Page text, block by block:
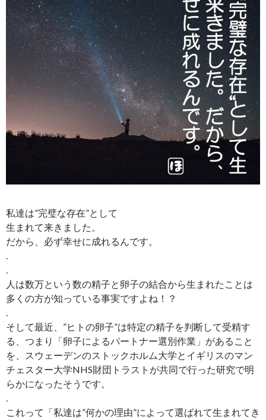
私達は”完璧な存在”として
生まれて来きました。
だから、必ず幸せに成れるんです。
.
.
人は数万という数の精子と卵子の結合から生まれたことは
多くの方が知っている事実ですよね！？
.
そして最近、”ヒトの卵子”は特定の精子を判断して受精す
る、つまり「卵子によるパートナー選別作業」があること
を、スウェーデンのストックホルム大学とイギリスのマン
チェスター大学NHS財団トラストが共同で行った研究で明
らかになったそうです。
.
これって「私達は”何かの理由”によって選ばれて生まれてき